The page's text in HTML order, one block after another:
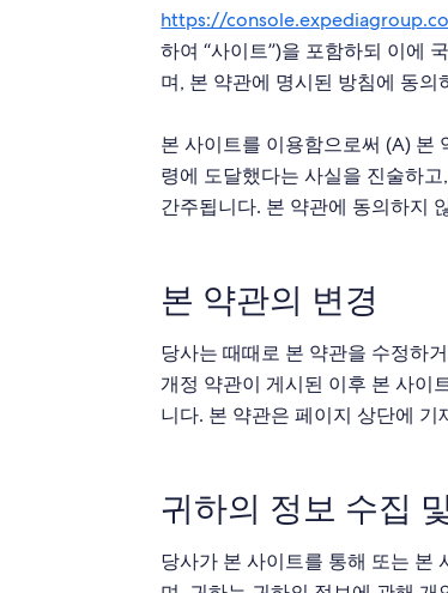
https://
하여 “사이트”)을 포함하되 이에
며, 본 약관에 명시된 방침에 동의
본 사이트를 이용함으로써 (A) 본
령에 도달했다는 사실을 진술하
간주됩니다. 본 약관에 동의하지
본 약관의 변경
당사는 때때로 본 약관을 수정하
개정 약관이 게시된 이후 본 사이
니다. 본 약관은 페이지 상단에
귀하의 정보 수집
당사가 본 사이트를 통해 또는 본